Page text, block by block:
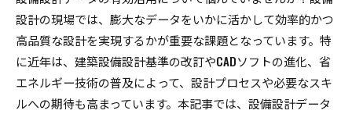
設計の現場では、膨大なデータをいかに活かして効率的かつ
高品質な設計を実現するかが重要な課題となっています。特
に近年は、建築設備設計基準の改訂やCADソフトの進化、省
エネルギー技術の普及によって、設計プロセスや必要なスキ
ルへの期待も高まっています。本記事では、設備設計データ